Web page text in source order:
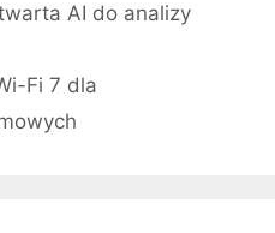
AI do analizy
Fi 7 dla